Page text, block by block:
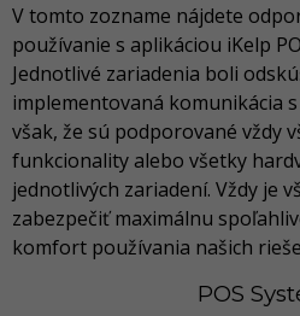
V tomto zozname nájdete
používanie s aplikáciou iKelp
Jednotlivé zariadenia boli
implementovaná komunikácia
však, že sú podporované vždy
funkcionality alebo všetky
jednotlivých zariadení. Vždy je
zabezpečiť maximálnu
komfort používania našich
POS